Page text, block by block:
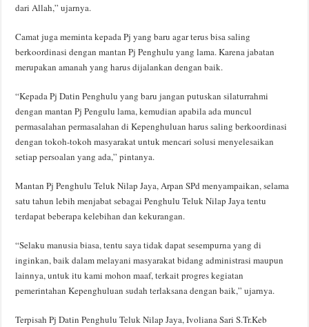
dari Allah,” ujarnya.
Camat juga meminta kepada Pj yang baru agar terus bisa saling
berkoordinasi dengan mantan Pj Penghulu yang lama. Karena jabatan
merupakan amanah yang harus dijalankan dengan baik.
“Kepada Pj Datin Penghulu yang baru jangan putuskan silaturrahmi
dengan mantan Pj Pengulu lama, kemudian apabila ada muncul
permasalahan permasalahan di Kepenghuluan harus saling berkoordinasi
dengan tokoh-tokoh masyarakat untuk mencari solusi menyelesaikan
setiap persoalan yang ada,” pintanya.
Mantan Pj Penghulu Teluk Nilap Jaya, Arpan SPd menyampaikan, selama
satu tahun lebih menjabat sebagai Penghulu Teluk Nilap Jaya tentu
terdapat beberapa kelebihan dan kekurangan.
“Selaku manusia biasa, tentu saya tidak dapat sesempurna yang di
inginkan, baik dalam melayani masyarakat bidang administrasi maupun
lainnya, untuk itu kami mohon maaf, terkait progres kegiatan
pemerintahan Kepenghuluan sudah terlaksana dengan baik,” ujarnya.
Terpisah Pj Datin Penghulu Teluk Nilap Jaya, Ivoliana Sari S.Tr.Keb